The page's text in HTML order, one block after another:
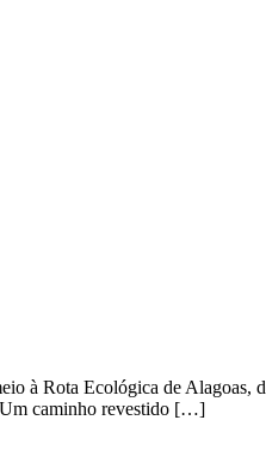
à Rota Ecológica de Alagoas,
Um caminho revestido […]